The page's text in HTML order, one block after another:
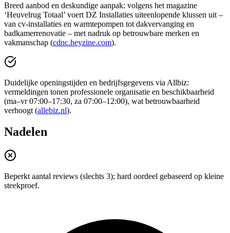
Breed aanbod en deskundige aanpak: volgens het magazine
‘Heuvelrug Totaal’ voert DZ Installaties uiteenlopende klussen uit –
van cv-installaties en warmtepompen tot dakvervanging en
badkamerrenovatie – met nadruk op betrouwbare merken en
vakmanschap (cdnc.heyzine.com).
Duidelijke openingstijden en bedrijfsgegevens via Allbiz:
vermeldingen tonen professionele organisatie en beschikbaarheid
(ma–vr 07:00–17:30, za 07:00–12:00), wat betrouwbaarheid
verhoogt (allebiz.nl).
Nadelen
Beperkt aantal reviews (slechts 3); hard oordeel gebaseerd op kleine
steekproef.